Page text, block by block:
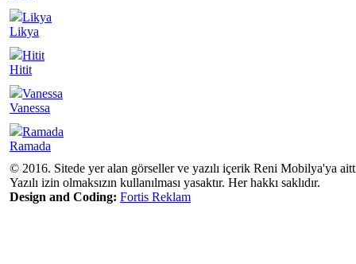
Likya
Likya
Hitit
Hitit
Vanessa
Vanessa
Ramada
Ramada
© 2016. Sitede yer alan görseller ve yazılı içerik Reni Mobilya'ya
Yazılı izin olmaksızın kullanılması yasaktır. Her hakkı saklıdır.
Design and Coding: Fortis Reklam